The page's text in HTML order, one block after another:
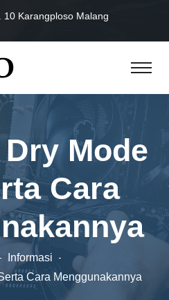
10 Karangploso Malang
Mode
Cara
Informasi
Cara Menggunakannya